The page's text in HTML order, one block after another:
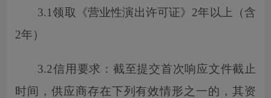
3.1领取《营业性演出许可证》 2年以上（含
2年）
3.2信用要求：截至提交首次响应文件截止
时间，供应商存在下列有效情形之一的，其资